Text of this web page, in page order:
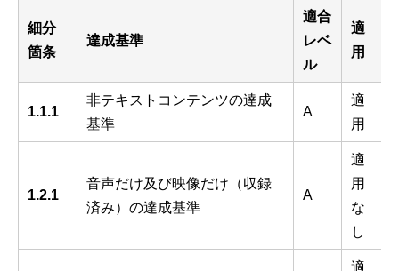
細分
箇条
達成基準
適合
レベ
ル
適
用
1.1.1
非テキストコンテンツの達成
基準
A
適
用
1.2.1
音声だけ及び映像だけ（収録
済み）の達成基準
A
適
用
な
し
適